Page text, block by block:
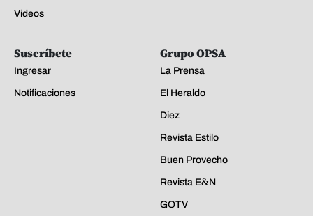
Videos
Suscríbete
Ingresar
Notificaciones
Grupo OPSA
La Prensa
El Heraldo
Diez
Revista Estilo
Buen Provecho
Revista E&N
GOTV